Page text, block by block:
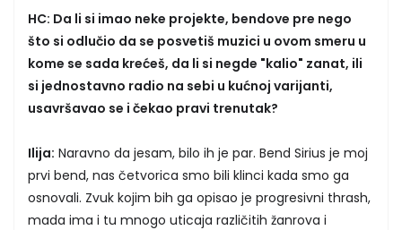
HC: Da li si imao neke projekte, bendove pre nego
što si odlučio da se posvetiš muzici u ovom smeru u
kome se sada krećeš, da li si negde "kalio" zanat, ili
si jednostavno radio na sebi u kućnoj varijanti,
usavršavao se i čekao pravi trenutak?
Ilija: Naravno da jesam, bilo ih je par. Bend Sirius je moj
prvi bend, nas četvorica smo bili klinci kada smo ga
osnovali. Zvuk kojim bih ga opisao je progresivni thrash,
mada ima i tu mnogo uticaja različitih žanrova i